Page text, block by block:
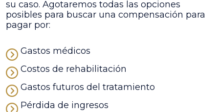
su caso. Agotaremos todas las opciones
posibles para buscar una compensación para
pagar por:
Gastos médicos
Costos de rehabilitación
Gastos futuros del tratamiento
Pérdida de ingresos